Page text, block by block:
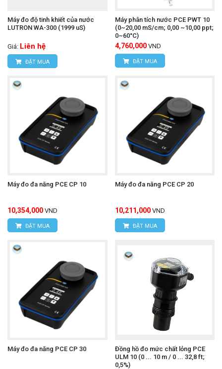
Máy đo độ tinh khiết của nước
LUTRON WA-300 (1999 uS)
Giá: Liên hệ
ĐẶT MUA
Máy phân tích nước PCE PWT 10
(0~20,00 mS/cm; 0,00 ~10,00 ppt;
0~60°C)
4,760,000 VND
ĐẶT MUA
Máy đo đa năng PCE CP 10
10,354,000 VND
ĐẶT MUA
Máy đo đa năng PCE CP 20
10,211,000 VND
ĐẶT MUA
Máy đo đa năng PCE CP 30
Đồng hồ đo mức chất lỏng PCE
ULM 10 (0 ... 10 m / 0 ... 32,8 ft;
0,5%)